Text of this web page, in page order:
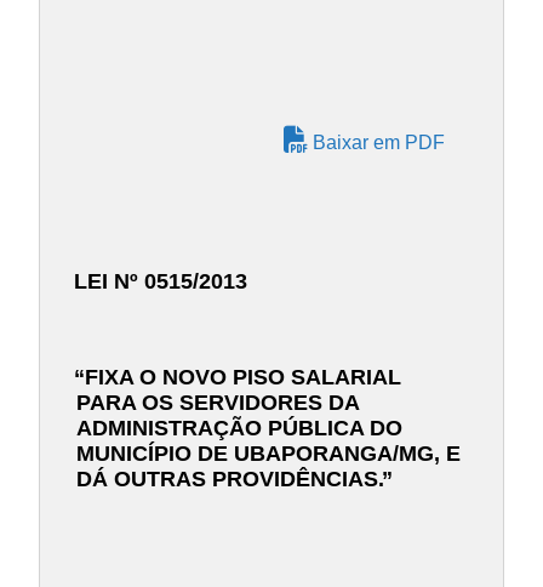
Baixar em PDF
LEI Nº 0515/2013
“FIXA O NOVO PISO SALARIAL
PARA OS SERVIDORES DA
ADMINISTRAÇÃO PÚBLICA DO
MUNICÍPIO DE UBAPORANGA/MG, E
DÁ OUTRAS PROVIDÊNCIAS.”